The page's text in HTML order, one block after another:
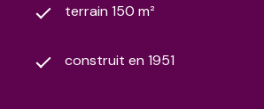
terrain 150 m²
construit en 1951